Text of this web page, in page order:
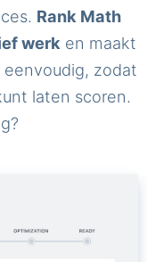
Rank Math
werk en maakt
zodat
laten scoren.